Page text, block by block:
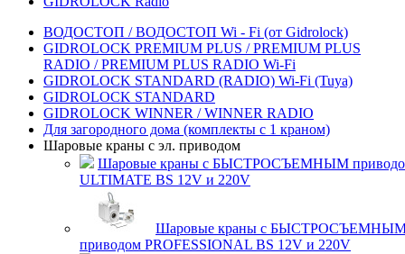
ВОДОСТОП / ВОДОСТОП Wi - Fi (от Gidrolock)
GIDROLOCK PREMIUM PLUS / PREMIUM PLUS
RADIO / PREMIUM PLUS RADIO Wi-Fi
GIDROLOCK STANDARD (RADIO) Wi-Fi (Tuya)
GIDROLOCK STANDARD
GIDROLOCK WINNER / WINNER RADIO
Для загородного дома (комплекты с 1 краном)
Шаровые краны с эл. приводом
Шаровые краны с БЫСТРОСЪЕМНЫМ
ULTIMATE BS 12V и 220V
Шаровые краны с
приводом PROFESSIONAL BS 12V и 220V